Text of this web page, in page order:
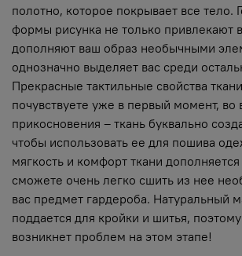
полотно, которое покрывает все тело.
формы рисунка не только привлекают
дополняют ваш образ необычными
однозначно выделяет вас среди
Прекрасные тактильные свойства
почувствуете уже в первый момент, во
прикосновения – ткань буквально
чтобы использовать ее для пошива
мягкость и комфорт ткани
сможете очень легко сшить из нее
вас предмет гардероба. Натуральный
поддается для кройки и шитья,
возникнет проблем на этом этапе!